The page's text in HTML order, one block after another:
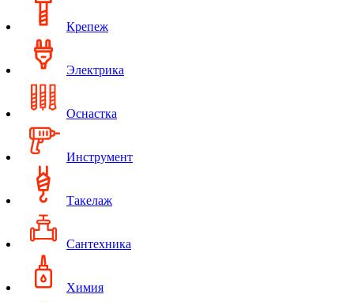
Крепеж
Электрика
Оснастка
Инструмент
Такелаж
Сантехника
Химия